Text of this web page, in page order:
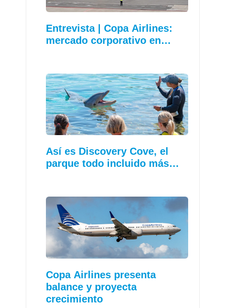
Entrevista | Copa Airlines:
mercado corporativo en…
Así es Discovery Cove, el
parque todo incluido más…
Copa Airlines presenta
balance y proyecta
crecimiento